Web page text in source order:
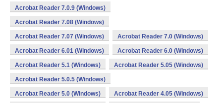
Acrobat Reader 7.0.9 (Windows)
Acrobat Reader 7.08 (Windows)
Acrobat Reader 7.07 (Windows) Acrobat Reader 7.0 (Windows)
Acrobat Reader 6.01 (Windows) Acrobat Reader 6.0 (Windows)
Acrobat Reader 5.1 (Windows) Acrobat Reader 5.05 (Windows)
Acrobat Reader 5.0.5 (Windows)
Acrobat Reader 5.0 (Windows) Acrobat Reader 4.05 (Windows)